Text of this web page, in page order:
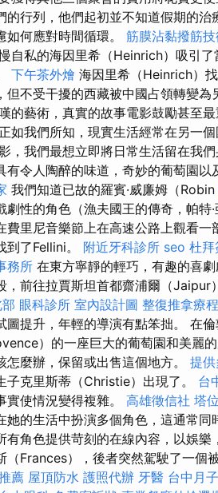
的行列，他們起初並不知道假期的治
如何應對時間循環。 筋膜沾黏撥筋
自私的海因里希（Heinrich）吸引
下午茶外燴 海因里希（Heinrich）
但不受干擾的西藏被中國占領轉變為
的藝術，真實的故事電影鼓勵甚至
正如我們所知，現實生活經常在另一個
，我們最想立即將日常生活留在我
有令人陶醉的味道，奇妙的葡萄園以
我們知道已故的羅賓·威廉姆（Robin
劇性的角色（漁夫國王的傳奇，帕特
費里尼音樂節上在高速公路上觀看
到了Fellini。 附近牙科診所 seo 杜拜
務所 在東方寧靜的輕巧，有趣的喜
，前往拉賈斯坦首都齋浦爾（Jaipur
眼科診所 室內設計圖 整復推拿療程
圖提升，年輕的導演有點笨拙。 在
）的一座巨大的葡萄園和美麗的
怎麼辦，保留或出售這個地方。 提
子克里斯蒂（Christie）出現了。 台
實使情況變得複雜。 高雄徵信社 塔
她的生活中扮演多個角色，這通常同
有角色提供苛刻的在線內容，以娛
（Frances），後者突然駕駛了一個
薦 屋頂防水 護照代辦 牙醫 台中月